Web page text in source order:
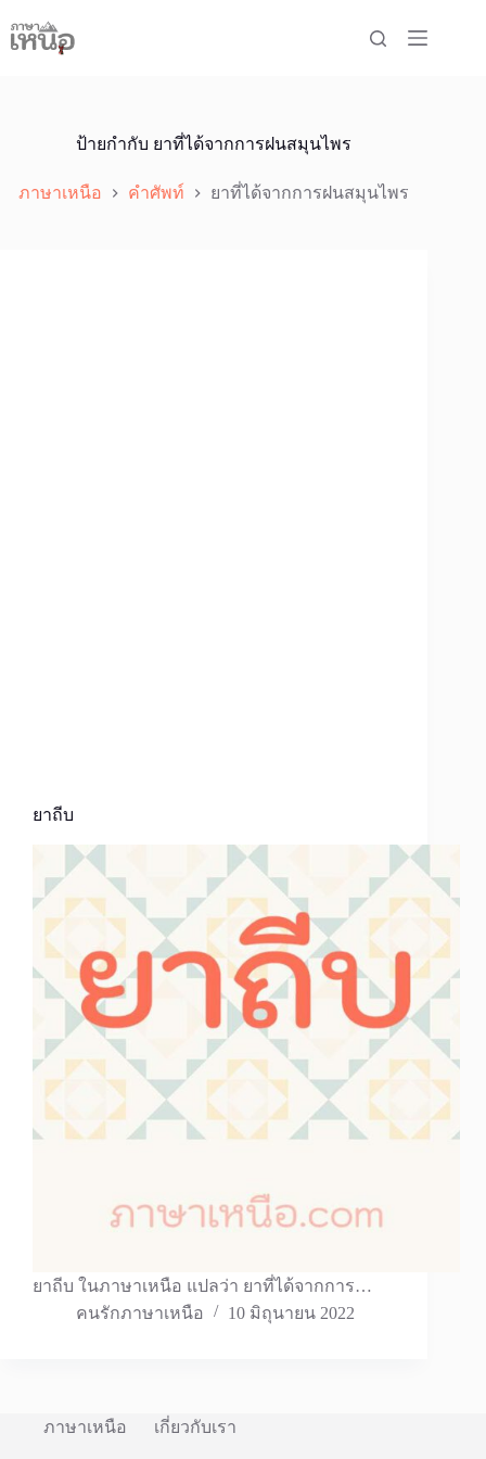
to
content
ป้ายกำกับ ยาที่ได้จากการฝนสมุนไพร
ภาษาเหนือ คำศัพท์ ยาที่ได้จากการฝนสมุนไพร
ยาถีบ
ยาถีบ ในภาษาเหนือ แปลว่า ยาที่ได้จากการ…
คนรักภาษาเหนือ
10 มิถุนายน 2022
ภาษาเหนือ เกี่ยวกับเรา